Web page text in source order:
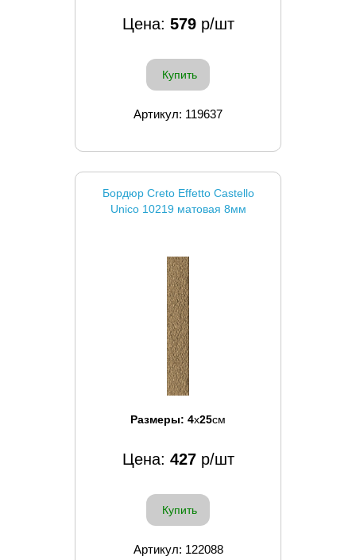
Цена: 579р/шт
Купить
Артикул: 119637
Бордюр Creto Effetto Castello
Unico 10219 матовая 8мм
Размеры: 4x25см
Цена: 427р/шт
Купить
Артикул: 122088